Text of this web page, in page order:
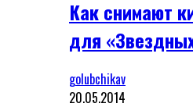
Как снимают
для
golubchikav
20.05.2014